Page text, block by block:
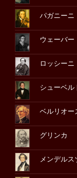
パガニーニ
ウェーバー
ロッシーニ
シューベル
ベルリオー
グリンカ
メンデルス